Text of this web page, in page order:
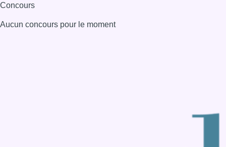
Concours
Aucun concours pour le moment